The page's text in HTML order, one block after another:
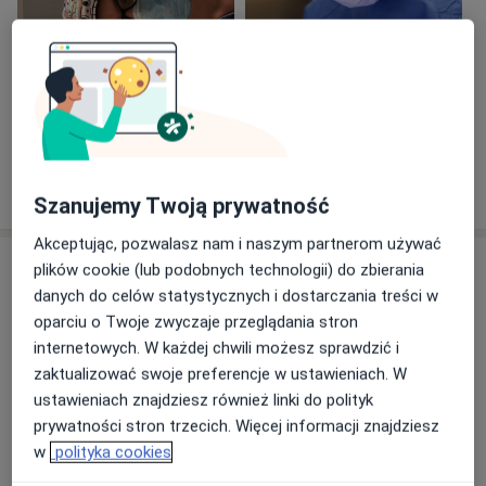
Zobacz galerię (2)
o doświadczeniu
Aktualności
dr n. med. Marzena Kozakiewicz
Legnicka 56, 54-204 Wrocław
W Centrum Medycznym OMNI Clinic wykonujemy
zabieg podcięcia wędzidełka języka.
Podcięcie wędzidełka języka to coraz częściej
wykonywany prosty zabieg przez chirurga
Szanujemy Twoją prywatność
Akceptując, pozwalasz nam i naszym partnerom używać
plików cookie (lub podobnych technologii) do zbierania
danych do celów statystycznych i dostarczania treści w
oparciu o Twoje zwyczaje przeglądania stron
internetowych. W każdej chwili możesz sprawdzić i
zaktualizować swoje preferencje w ustawieniach. W
ustawieniach znajdziesz również linki do polityk
prywatności stron trzecich. Więcej informacji znajdziesz
w polityka cookies